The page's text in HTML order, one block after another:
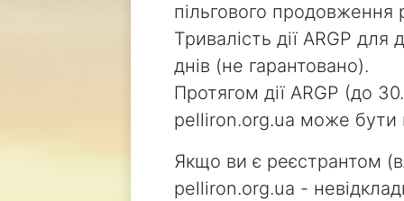
пільгового продовження
Тривалість дії ARGP
днів (не гарантовано).
Протягом дії ARGP (до
pelliron.org.ua може бути
Якщо ви є реєстрантом
pelliron.org.ua -